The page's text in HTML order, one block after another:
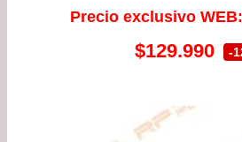
Precio exclusivo WEB:
El
original
$129.990El-